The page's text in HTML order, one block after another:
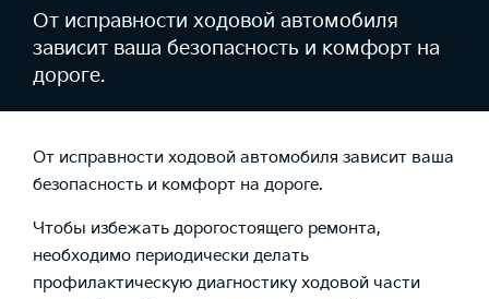
От исправности ходовой автомобиля
зависит ваша безопасность и комфорт на
дороге.
От исправности ходовой автомобиля зависит ваша
безопасность и комфорт на дороге.
Чтобы избежать дорогостоящего ремонта,
необходимо периодически делать
профилактическую диагностику ходовой части